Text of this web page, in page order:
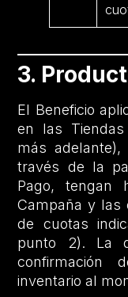
3.
El Beneficio
en las Tiendas
más
través de la
Pago, tengan
Campaña y las
de cuotas
punto 2). La
confirmación
inventario al